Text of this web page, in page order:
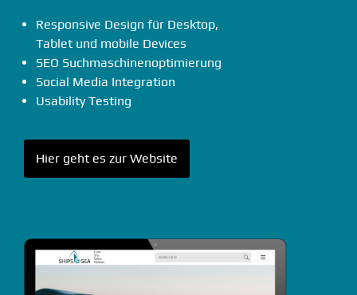
Responsive Design für Desktop,
Tablet und mobile Devices
SEO Suchmaschinenoptimierung
Social Media Integration
Usability Testing
Hier geht es zur Website